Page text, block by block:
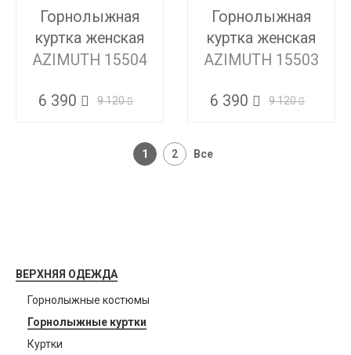
ВЕРХНЯЯ ОДЕЖДА
Горнолыжные костюмы
Горнолыжные куртки
Куртки
Горнолыжная
куртка женская
AZIMUTH 15504
6 390 9 120
Горнолыжная
куртка женская
AZIMUTH 15503
6 390 9 120
1 2 Все